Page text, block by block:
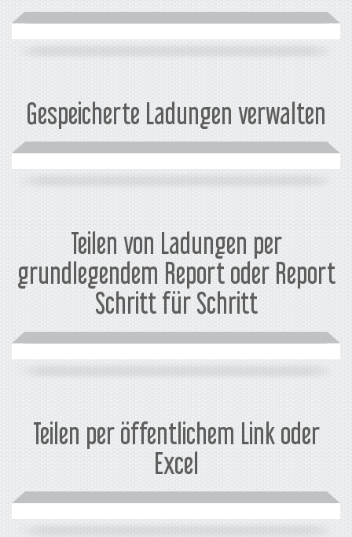
Gespeicherte Ladungen verwalten
Teilen von Ladungen per
grundlegendem Report oder Report
Schritt für Schritt
Teilen per öffentlichem Link oder
Excel